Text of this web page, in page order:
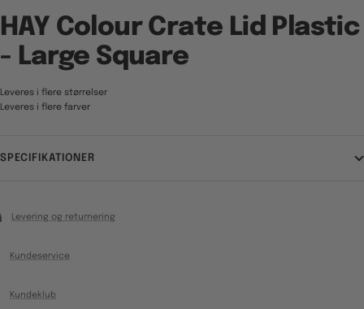
HAY Colour Crate Lid Plastic
- Large Square
Leveres i flere størrelser
Leveres i flere farver
SPECIFIKATIONER
Levering og returnering
Kundeservice
Kundeklub